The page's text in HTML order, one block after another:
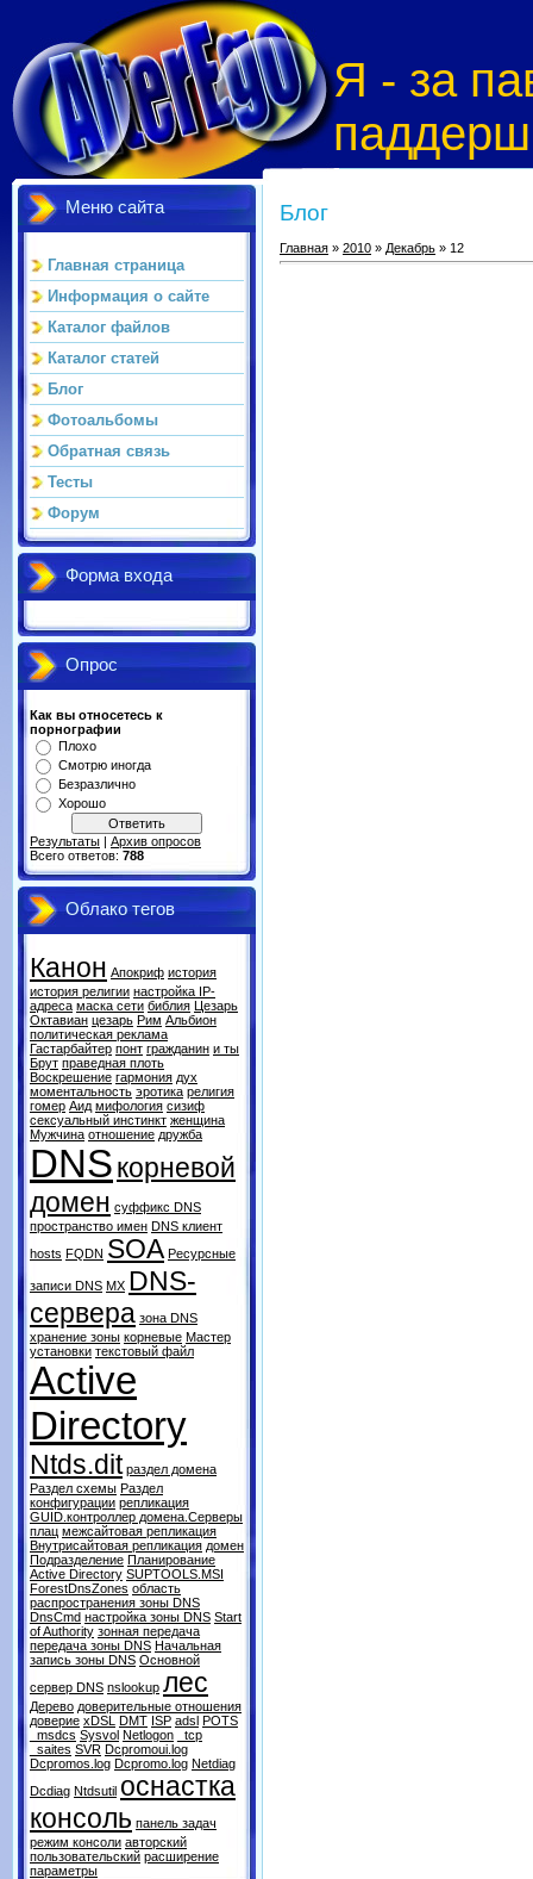
Я - за
Меню сайта
Главная страница
Информация о сайте
Каталог файлов
Каталог статей
Блог
Фотоальбомы
Обратная связь
Тесты
Форум
Форма входа
Опрос
Как вы относетесь к
порнографии
Плохо
Смотрю иногда
Безразлично
Хорошо
Результаты | Архив опросов
Всего ответов: 788
Облако тегов
Канон Апокриф история
история религии настройка IP-
адреса маска сети библия Цезарь
Октавиан цезарь Рим Альбион
политическая реклама
Гастарбайтер понт гражданин и ты
Брут праведная плоть
Воскрешение гармония дух
моментальность эротика религия
гомер Аид мифология сизиф
сексуальный инстинкт женщина
Мужчина отношение дружба
DNSкорневой
домен суффикс DNS
пространство имен DNS клиент
hosts FQDN SOA Ресурсные
записи DNS MX DNS-
сервера зона DNS
хранение зоны корневые Мастер
установки текстовый файл
Active
Directory
Ntds.dit раздел домена
Раздел схемы Раздел
конфигурации репликация
GUID.контроллер домена.Серверы
плац межсайтовая репликация
Внутрисайтовая репликация домен
Подразделение Планирование
Active Directory SUPTOOLS.MSI
ForestDnsZones область
распространения зоны DNS
DnsCmd настройка зоны DNS Start
of Authority зонная передача
передача зоны DNS Начальная
запись зоны DNS Основной
сервер DNS nslookup лес
Дерево доверительные отношения
доверие xDSL DMT ISP adsl POTS
_msdcs Sysvol Netlogon
_tcp
_saites SVR Dcpromoui.log
Dcpromos.log Dcpromo.log Netdiag
Dcdiag Ntdsutil оснастка
консоль панель задач
режим консоли авторский
пользовательский расширение
параметры
Блог
Главная » 2010 » Декабрь » 12